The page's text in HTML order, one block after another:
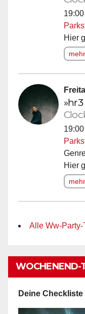
19:00
Hier
19:00
Hier
Alle Ww-Party-
WOCHENEND-
Deine